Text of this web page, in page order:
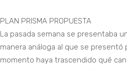
PLAN PRISMA PROPUESTA
La pasada semana se presentaba
manera análoga al que se
momento haya trascendido qué